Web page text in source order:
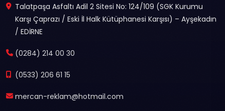
Talatpaşa Asfaltı Adil 2 Sitesi No: 124/109 (SGK Kurumu
Karşı Çaprazı / Eski İl Halk Kütüphanesi Karşısı) – Ayşekadın
/ EDİRNE
(0284) 214 00 30
(0533) 206 61 15
mercan-reklam@hotmail.com